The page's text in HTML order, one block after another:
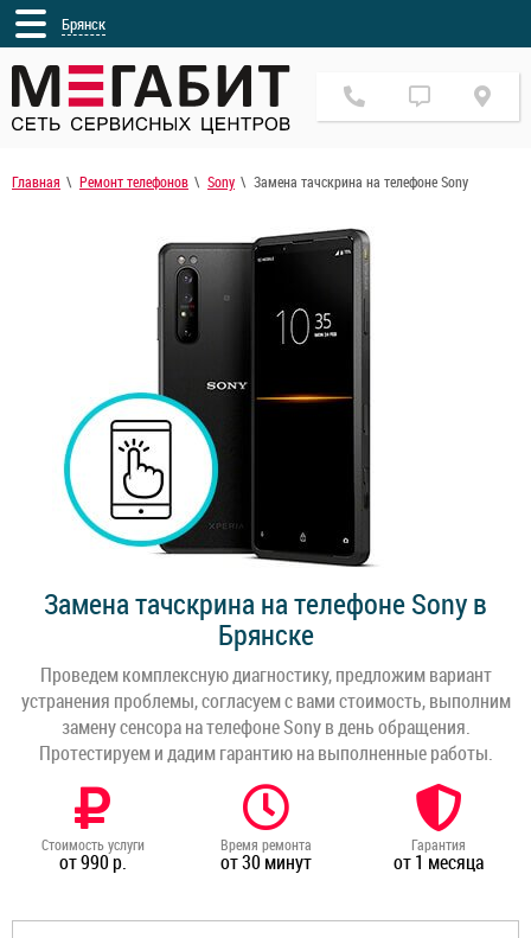
Брянск
Главная Ремонт телефонов Sony Замена тачскрина на телефоне Sony
Замена тачскрина на телефоне Sony в
Брянске
Проведем комплексную диагностику, предложим вариант
устранения проблемы, согласуем с вами стоимость, выполним
замену сенсора на телефоне Sony в день обращения.
Протестируем и дадим гарантию на выполненные работы.
Стоимость услуги
от 990 р.
Время ремонта
от 30 минут
Гарантия
от 1 месяца